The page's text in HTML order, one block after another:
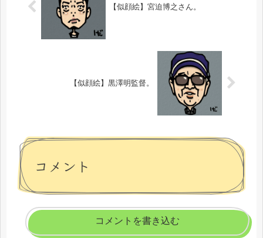
【似顔絵】宮迫博之さん。
【似顔絵】黒澤明監督。
コメント
コメントを書き込む